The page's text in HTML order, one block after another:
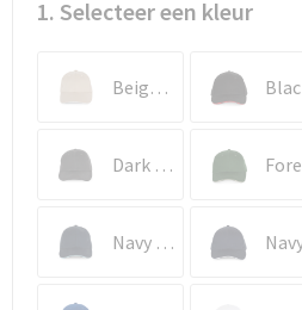
1. Selecteer een kleur
Beige / White
Dark Grey / Black
Navy / Sky Blue